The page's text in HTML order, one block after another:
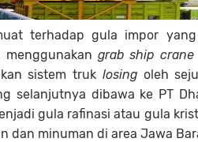
terhadap gula impor
menggunakangrab ship crane
sistem truk losingoleh
selanjutnya dibawa ke PT
gula rafinasi atau gula
dan minuman di area Jawa